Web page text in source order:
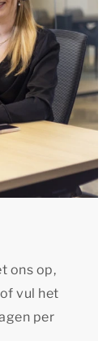
ons op,
of vul het
per